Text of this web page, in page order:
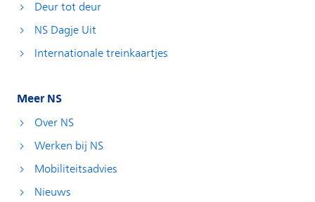
Deur tot deur
NS Dagje Uit
Internationale treinkaartjes
Meer NS
Over NS
Werken bij NS
Mobiliteitsadvies
Nieuws